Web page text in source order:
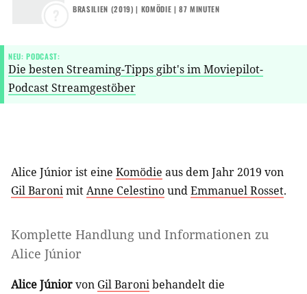
BRASILIEN (2019) | KOMÖDIE | 87 MINUTEN
NEU: PODCAST:
Die besten Streaming-Tipps gibt's im Moviepilot-
Podcast Streamgestöber
Alice Júnior ist eine Komödie aus dem Jahr 2019 von
Gil BaronimitAnne CelestinoundEmmanuel Rosset.
Komplette Handlung und Informationen zu
Alice Júnior
Alice Júniorvon Gil Baronibehandelt die